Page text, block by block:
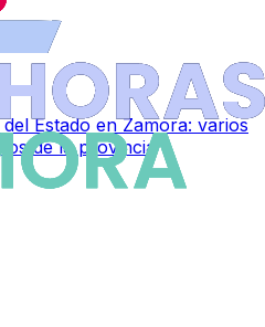
Estado en Zamora: varios
de la provincia